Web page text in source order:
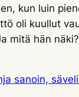
kun luin
oli kuullut
mitä hän
sanoin,